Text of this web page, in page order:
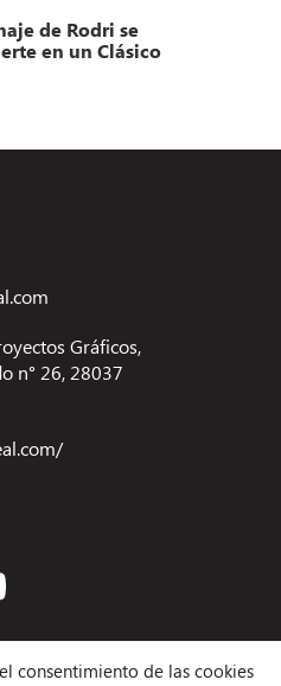
consentimiento de las cookies
de Rodri se
en un Clásico
Gráficos,
n° 26, 28037